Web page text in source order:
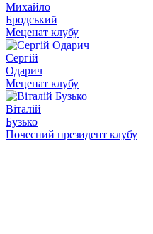
Михайло
Бродський
Меценат клубу
Сергій
Одарич
Меценат клубу
Віталій
Бузько
Почесний президент клубу